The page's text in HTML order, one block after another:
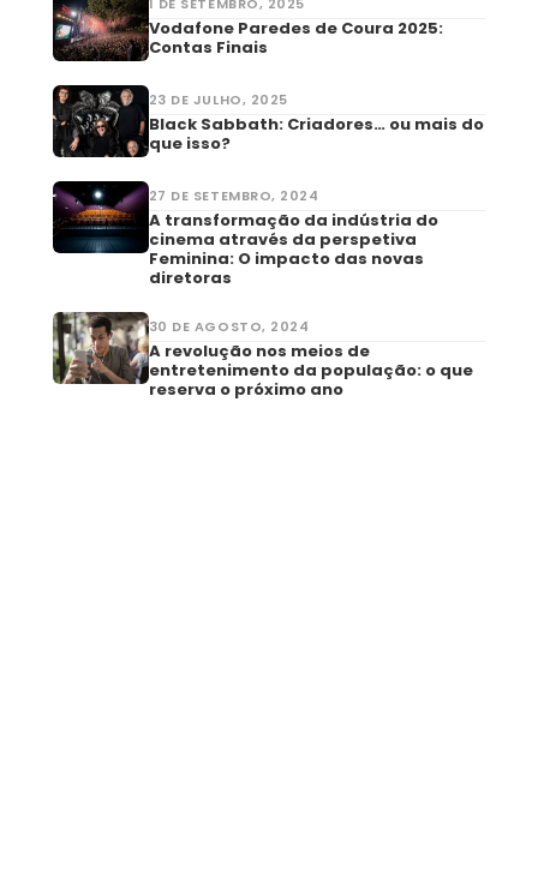
Vodafone Paredes de Coura 2025:
Contas Finais
23 DE JULHO, 2025
Black Sabbath: Criadores… ou mais do
que isso?
27 DE SETEMBRO, 2024
A transformação da indústria do
cinema através da perspetiva
Feminina: O impacto das novas
diretoras
30 DE AGOSTO, 2024
A revolução nos meios de
entretenimento da população: o que
reserva o próximo ano